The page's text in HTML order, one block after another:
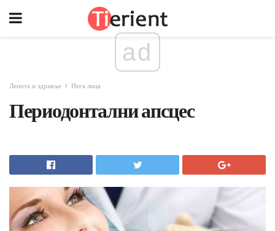
ad
Лепота и здравље Нега лица
Периодонтални апсцес